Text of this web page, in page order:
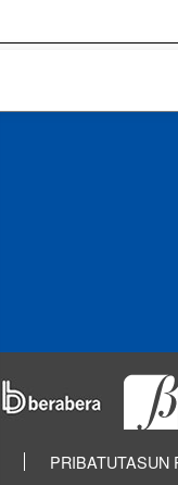
PRIBATUTASUN